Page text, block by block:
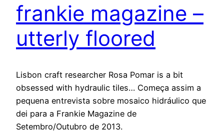
frankie magazine –
utterly floored
Lisbon craft researcher Rosa Pomar is a bit
obsessed with hydraulic tiles… Começa assim a
pequena entrevista sobre mosaico hidráulico que
dei para a Frankie Magazine de
Setembro/Outubro de 2013.